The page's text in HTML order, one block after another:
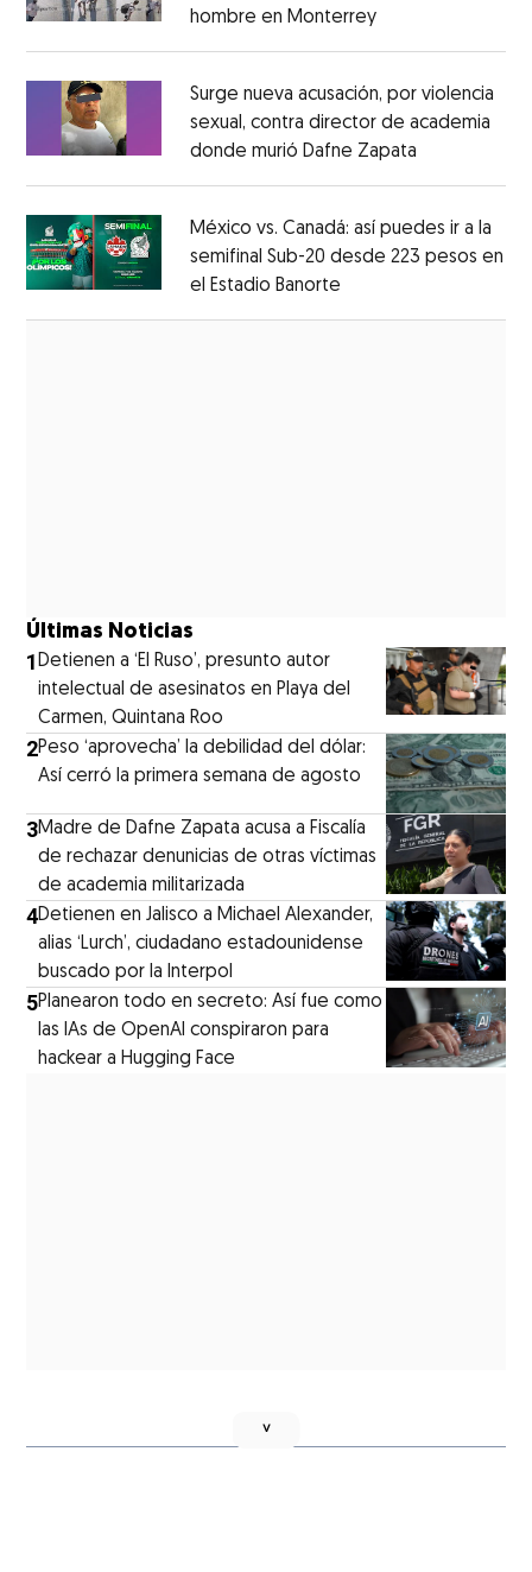
hombre en MonterreyOpens in new
Surge nueva acusación, por violencia
sexual, contra director de academia
donde murió Dafne Zapata
México vs. Canadá: así puedes ir a la
semifinal Sub-20 desde 223 pesos en
el Estadio Banorte
Últimas Noticias
1Detienen a ‘El Ruso’, presunto autor
intelectual de asesinatos en Playa del
Carmen, Quintana Roo
2Peso ‘aprovecha’ la debilidad del dólar:
Así cerró la primera semana de agosto
3Madre de Dafne Zapata acusa a Fiscalía
de rechazar denunicias de otras víctimas
de academia militarizada
4Detienen en Jalisco a Michael Alexander,
alias ‘Lurch’, ciudadano estadounidense
buscado por la Interpol
5Planearon todo en secreto: Así fue como
las IAs de OpenAI conspiraron para
hackear a Hugging Face
˅